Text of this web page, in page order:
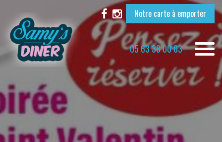
Notre carte à emporter
05 63 38 00 03
Toggle